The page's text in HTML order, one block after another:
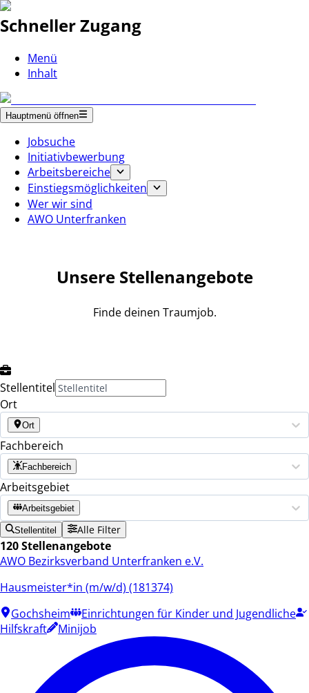
Schneller Zugang
Menü
Inhalt
Hauptmenü öffnen
Jobsuche
Initiativbewerbung
Arbeitsbereiche
Einstiegsmöglichkeiten
Wer wir sind
AWO Unterfranken
Unsere Stellenangebote
Finde deinen Traumjob.
Stellentitel
Ort
Ort
Fachbereich
Fachbereich
Arbeitsgebiet
Arbeitsgebiet
Stellentitel Alle Filter
120 Stellenangebote
AWO Bezirksverband Unterfranken e.V.
Hausmeister*in (m/w/d) (181374)
Gochsheim
Einrichtungen für Kinder und Jugendliche
Hilfskraft
Minijob